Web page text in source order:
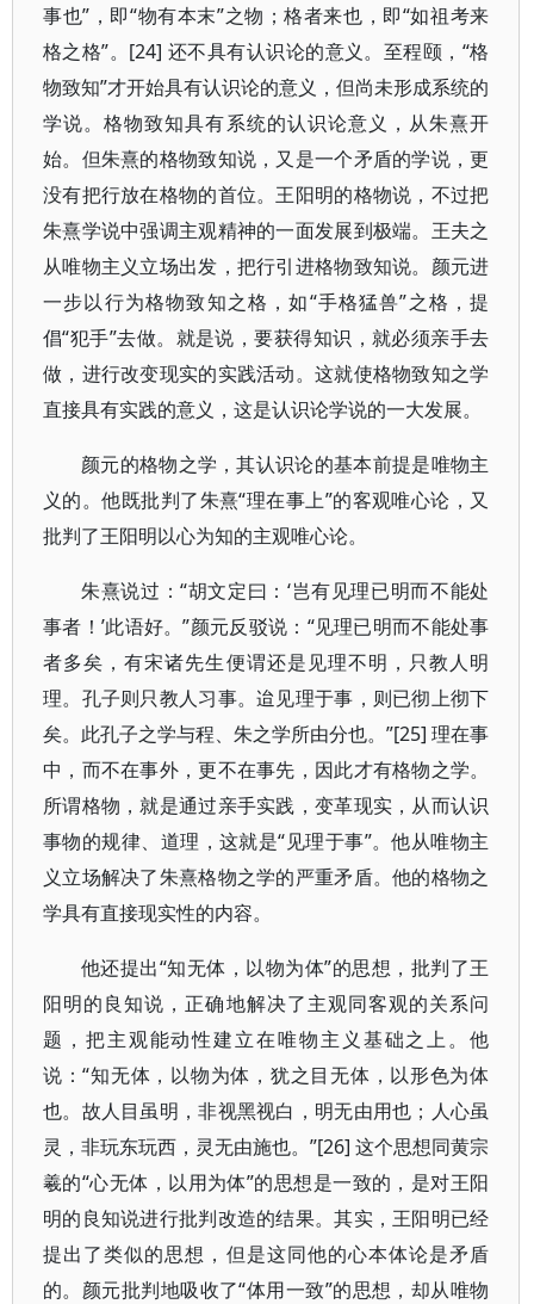
事也”，即“物有本末”之物；格者来也，即“如祖考来
格之格”。[24] 还不具有认识论的意义。至程颐，“格
物致知”才开始具有认识论的意义，但尚未形成系统的
学说。格物致知具有系统的认识论意义，从朱熹开
始。但朱熹的格物致知说，又是一个矛盾的学说，更
没有把行放在格物的首位。王阳明的格物说，不过把
朱熹学说中强调主观精神的一面发展到极端。王夫之
从唯物主义立场出发，把行引进格物致知说。颜元进
一步以行为格物致知之格，如“手格猛兽”之格，提
倡“犯手”去做。就是说，要获得知识，就必须亲手去
做，进行改变现实的实践活动。这就使格物致知之学
直接具有实践的意义，这是认识论学说的一大发展。
颜元的格物之学，其认识论的基本前提是唯物主
义的。他既批判了朱熹“理在事上”的客观唯心论，又
批判了王阳明以心为知的主观唯心论。
朱熹说过：“胡文定曰：‘岂有见理已明而不能处
事者！’此语好。”颜元反驳说：“见理已明而不能处事
者多矣，有宋诸先生便谓还是见理不明，只教人明
理。孔子则只教人习事。迨见理于事，则已彻上彻下
矣。此孔子之学与程、朱之学所由分也。”[25] 理在事
中，而不在事外，更不在事先，因此才有格物之学。
所谓格物，就是通过亲手实践，变革现实，从而认识
事物的规律、道理，这就是“见理于事”。他从唯物主
义立场解决了朱熹格物之学的严重矛盾。他的格物之
学具有直接现实性的内容。
他还提出“知无体，以物为体”的思想，批判了王
阳明的良知说，正确地解决了主观同客观的关系问
题，把主观能动性建立在唯物主义基础之上。他
说：“知无体，以物为体，犹之目无体，以形色为体
也。故人目虽明，非视黑视白，明无由用也；人心虽
灵，非玩东玩西，灵无由施也。”[26] 这个思想同黄宗
羲的“心无体，以用为体”的思想是一致的，是对王阳
明的良知说进行批判改造的结果。其实，王阳明已经
提出了类似的思想，但是这同他的心本体论是矛盾
的。颜元批判地吸收了“体用一致”的思想，却从唯物